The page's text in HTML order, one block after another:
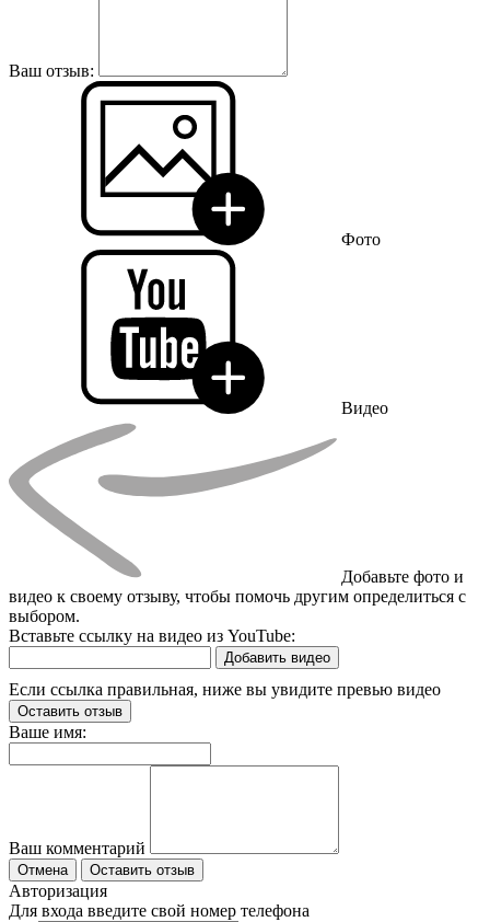
Ваш отзыв:
Фото
Видео
Добавьте фото и
видео к своему отзыву, чтобы помочь другим определиться с
выбором.
Вставьте ссылку на видео из YouTube:
Добавить видео
Если ссылка правильная, ниже вы увидите превью видео
Оставить отзыв
Ваше имя:
Ваш комментарий
Отмена Оставить отзыв
Авторизация
Для входа введите свой номер телефона